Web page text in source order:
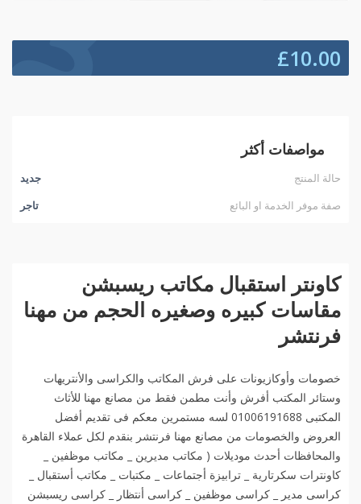
£10.00
مواصفات أكثر
حالة المنتج
جديد
صفة موفر الخدمة او البائع
تاجر
كاونتر استقبال مكاتب ريسبشن
مقاسات كبيره وصغيره الحجم من مهنا
فرنتشر
خصومات وأوكازيونات على فرش المكاتب والكراسى والأنتريهات
وستائر المكتب أفرش وأنت مطمن فقط من مصانع مهنا للأثاث
المكتبى 01006191688 لسه مستمرين معكم فى تقديم أفضل
العروض والخصومات من مصانع مهنا فرنتشر بنقدم لكل عملاء القاهرة
والمحافظات أحدث موديلات ( مكاتب مديرين _ مكاتب موظفين _
كاونترات سكرتارية _ ترابيزة أجتماعات _ مكتبات _ مكاتب أستقبال _
كراسى مدير _ كراسى موظفين _ كراسى أنتظار _ كراسى ريسبشن